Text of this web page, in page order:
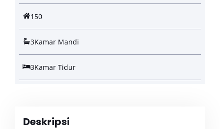
150
3Kamar Mandi
3Kamar Tidur
Deskripsi